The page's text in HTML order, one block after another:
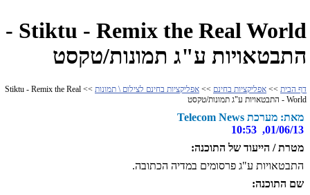
Stiktu - Remix the Real World -
התבטאויות ע"ג תמונות/טקסט
דף הבית >> אפליקציות בחינם >> אפליקציות בחינם לצילום \ תמונות
>> Stiktu - Remix the Real
World - התבטאויות ע"ג תמונות/טקסט
מאת: מערכת Telecom News
01/06/13, 10:53
מטרת / הייעוד של התוכנה:
התבטאויות ע"ג פרסומים במדיה הכתובה.
שם התוכנה: